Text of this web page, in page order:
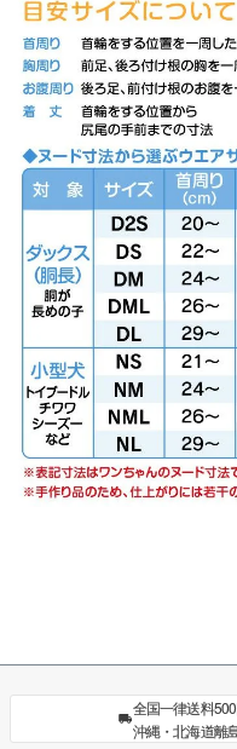
全国一律送料
沖縄・北海道離